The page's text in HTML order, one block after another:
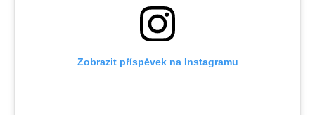
Zobrazit příspěvek na Instagramu